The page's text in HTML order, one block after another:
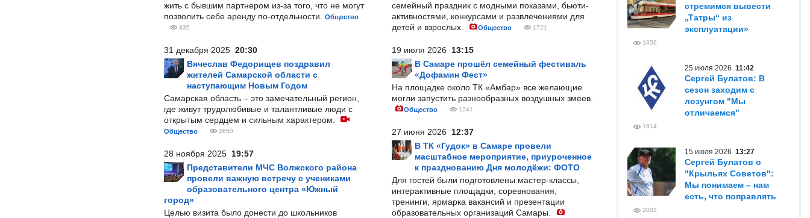
жить с бывшим партнером из-за того, что не могут
позволить себе аренду по-отдельности.
Общество
835
31 декабря 2025 20:30
Вячеслав Федорищев поздравил
жителей Самарской области с
наступающим Новым Годом
Самарская область – это замечательный регион,
где живут трудолюбивые и талантливые люди с
открытым сердцем и сильным характером.
Общество 2650
28 ноября 2025 19:57
Представители МЧС Волжского района
провели важную встречу с учениками
образовательного центра «Южный
город»
Целью визита было донести до школьников
семейный праздник с модными показами, бьюти-
активностями, конкурсами и развлечениями для
детей и взрослых.
Общество 1721
19 июля 2026 13:15
В Самаре прошёл семейный фестиваль
«Дофамин Фест»
На площадке около ТК «Амбар» все желающие
могли запустить разнообразных воздушных змеев.
Общество 1241
27 июня 2026 12:37
В ТК «Гудок» в Самаре провели
масштабное мероприятие, приуроченное
к празднованию Дня молодёжи: ФОТО
Для гостей были подготовлены мастер-классы,
интерактивные площадки, соревнования,
тренинги, ярмарка вакансий и презентации
образовательных организаций Самары.
стремимся вывести
„Татры“ из
эксплуатации»
1059
25 июля 2026 11:42
Сергей Булатов: В
сезон заходим с
лозунгом "Мы
отличаемся"
1814
15 июля 2026 13:27
Сергей Булатов о
"Крыльях Советов":
Мы понимаем – нам
есть, что поправлять
2003